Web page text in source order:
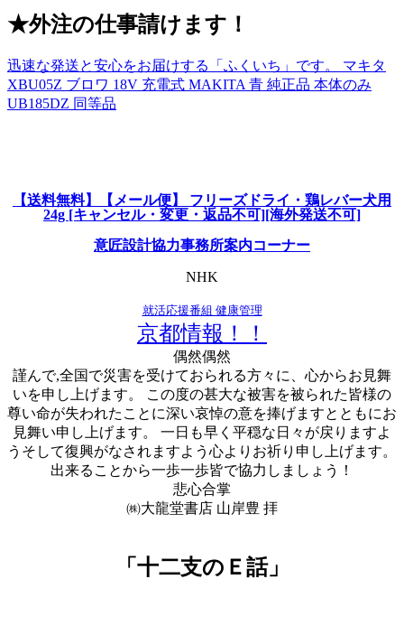
★外注の仕事請けます！
迅速な発送と安心をお届けする「ふくいち」です。 マキタ
XBU05Z ブロワ 18V 充電式 MAKITA 青 純正品 本体のみ
UB185DZ 同等品
【送料無料】【メール便】 フリーズドライ・鶏レバー犬用
24g [キャンセル・変更・返品不可][海外発送不可]
意匠設計協力事務所案内コーナー
NHK
就活応援番組 健康管理
京都情報！！
偶然偶然
謹んで,全国で災害を受けておられる方々に、心からお見舞
いを申し上げます。 この度の甚大な被害を被られた皆様の
尊い命が失われたことに深い哀悼の意を捧げますとともにお
見舞い申し上げます。 一日も早く平穏な日々が戻りますよ
うそして復興がなされますよう心よりお祈り申し上げます。
出来ることから一歩一歩皆で協力しましょう！
悲心合掌
㈱大龍堂書店 山岸豊 拝
「十二支のＥ話」